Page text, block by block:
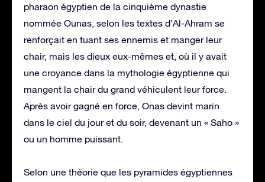
pharaon égyptien de la cinquième dynastie
nommée Ounas, selon les textes d’Al-Ahram se
renforçait en tuant ses ennemis et manger leur
chair, mais les dieux eux-mêmes et, où il y avait
une croyance dans la mythologie égyptienne qui
mangent la chair du grand véhiculent leur force.
Après avoir gagné en force, Onas devint marin
dans le ciel du jour et du soir, devenant un « Saho »
ou un homme puissant.
Selon une théorie que les pyramides égyptiennes